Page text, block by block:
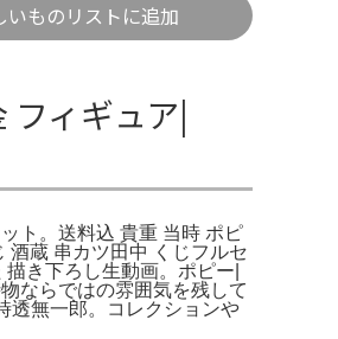
いものリストに追加
フィギュア|
ト。送料込 貴重 当時 ポピ
酒蔵 串カツ田中 くじフルセ
き下ろし生動画。ポピー|
ならではの雰囲気を残して
無一郎。コレクションや